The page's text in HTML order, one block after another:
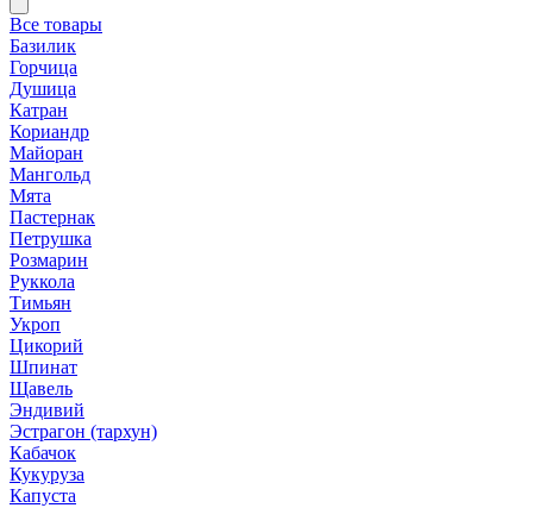
Все товары
Базилик
Горчица
Душица
Катран
Кориандр
Майоран
Мангольд
Мята
Пастернак
Петрушка
Розмарин
Руккола
Тимьян
Укроп
Цикорий
Шпинат
Щавель
Эндивий
Эстрагон (тархун)
Кабачок
Кукуруза
Капуста